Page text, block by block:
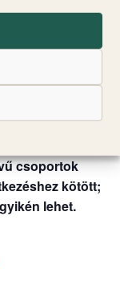
események
csoportok
kötött;
lehet.